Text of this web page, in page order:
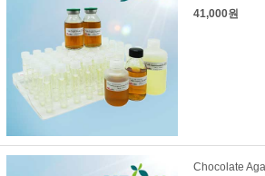
41,000원
Chocolate